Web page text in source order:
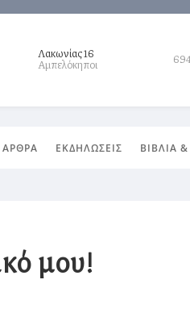
Λακωνίας 16
Αμπελόκηποι
ΑΡΘΡΑ ΕΚΔΗΛΩΣΕΙΣ ΒΙΒΛΙΑ
μου!